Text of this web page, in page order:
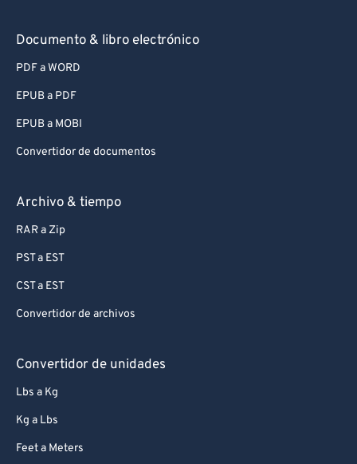
Documento & libro electrónico
PDF a WORD
EPUB a PDF
EPUB a MOBI
Convertidor de documentos
Archivo & tiempo
RAR a Zip
PST a EST
CST a EST
Convertidor de archivos
Convertidor de unidades
Lbs a Kg
Kg a Lbs
Feet a Meters